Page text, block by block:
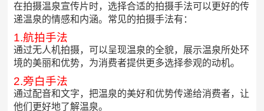
在拍摄温泉宣传片时，选择合适的拍摄手法可以更好的传
递温泉的情感和内涵。常见的拍摄手法有：
1.航拍手法
通过无人机拍摄，可以呈现温泉的全貌，展示温泉所处环
境的美丽和优势，为消费者提供更多选择参观的动机。
2.旁白手法
通过配音和文字，把温泉的美好和优势传递给消费者，让
他们更好地了解温泉。